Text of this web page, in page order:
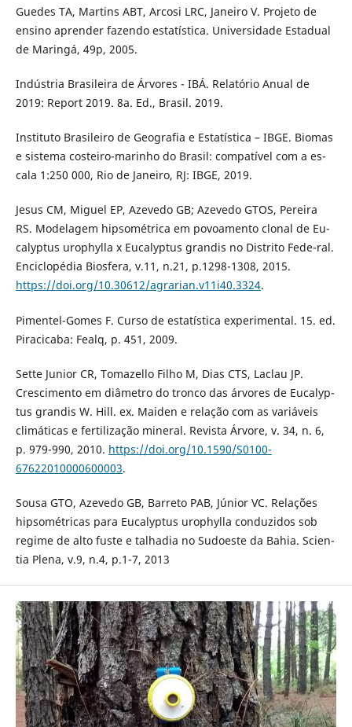
Guedes TA, Martins ABT, Arcosi LRC, Janeiro V. Projeto de
ensino aprender fazendo estatística. Universidade Estadual
de Maringá, 49p, 2005.
Indústria Brasileira de Árvores - IBÁ. Relatório Anual de
2019: Report 2019. 8a. Ed., Brasil. 2019.
Instituto Brasileiro de Geografia e Estatística – IBGE. Biomas
e sistema costeiro-marinho do Brasil: compatível com a es-
cala 1:250 000, Rio de Janeiro, RJ: IBGE, 2019.
Jesus CM, Miguel EP, Azevedo GB; Azevedo GTOS, Pereira
RS. Modelagem hipsométrica em povoamento clonal de Eu-
calyptus urophylla x Eucalyptus grandis no Distrito Fede-ral.
Enciclopédia Biosfera, v.11, n.21, p.1298-1308, 2015.
https://doi.org/10.30612/agrarian.v11i40.3324.
Pimentel-Gomes F. Curso de estatística experimental. 15. ed.
Piracicaba: Fealq, p. 451, 2009.
Sette Junior CR, Tomazello Filho M, Dias CTS, Laclau JP.
Crescimento em diâmetro do tronco das árvores de Eucalyp-
tus grandis W. Hill. ex. Maiden e relação com as variáveis
climáticas e fertilização mineral. Revista Árvore, v. 34, n. 6,
p. 979-990, 2010. https://doi.org/10.1590/S0100-
67622010000600003.
Sousa GTO, Azevedo GB, Barreto PAB, Júnior VC. Relações
hipsométricas para Eucalyptus urophylla conduzidos sob
regime de alto fuste e talhadia no Sudoeste da Bahia. Scien-
tia Plena, v.9, n.4, p.1-7, 2013